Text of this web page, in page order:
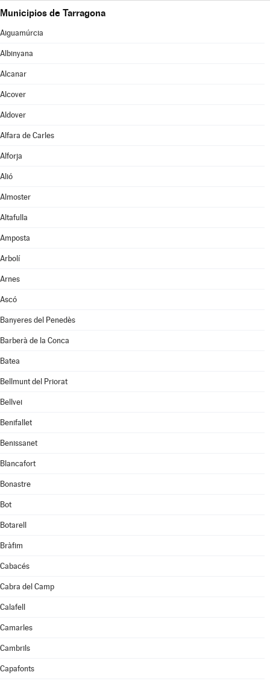
Municipios de Tarragona
Aiguamúrcia
Albinyana
Alcanar
Alcover
Aldover
Alfara de Carles
Alforja
Alió
Almoster
Altafulla
Amposta
Arbolí
Arnes
Ascó
Banyeres del Penedès
Barberà de la Conca
Batea
Bellmunt del Priorat
Bellvei
Benifallet
Benissanet
Blancafort
Bonastre
Bot
Botarell
Bràfim
Cabacés
Cabra del Camp
Calafell
Camarles
Cambrils
Capafonts